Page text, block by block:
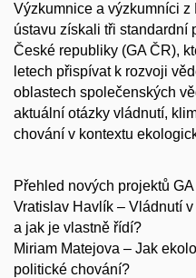
Výzkumnice a výzkumníci
ústavu získali tři standardní
České republiky (GA ČR),
letech přispívat k rozvoji
oblastech společenských
aktuální otázky vládnutí,
chování v kontextu
Přehled nových projektů GA
Vratislav Havlík – Vládnutí
a jak je vlastně řídí?
Miriam Matejova – Jak
politické chování?